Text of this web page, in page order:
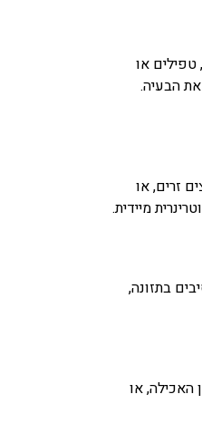
טפילים או
הבעיה.
זרים, או
מיידית.
בתזונה,
האכילה, או